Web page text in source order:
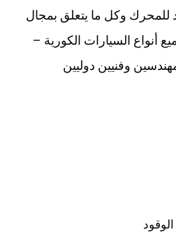
للمحرك وكل ما يتعلق بمجال
أنواع السيارات الكورية –
مهندسين وفنيين دوليين